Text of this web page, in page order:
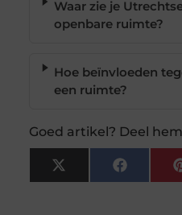
Waar zie je
openbare ruimte?
Hoe beïnvloeden
een ruimte?
Goed artikel? Deel
X
(Twitter)